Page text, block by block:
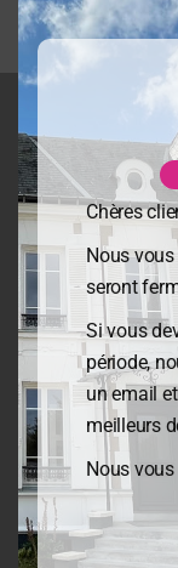
Missions
Chères
Nous
seront
Si vous
période,
un email
meilleurs
Nous